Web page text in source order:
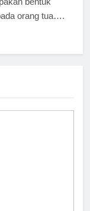
orang tua….